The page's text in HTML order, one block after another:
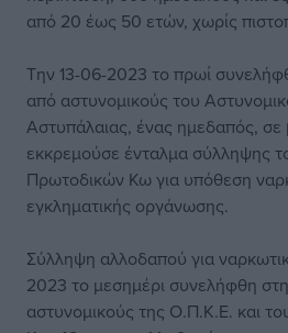
από 20 έως 50 ετών, χωρίς
Την 13-06-2023 το πρωί
από αστυνομικούς του
Αστυπάλαιας, ένας ημεδαπός, σε
εκκρεμούσε ένταλμα σύλληψης
Πρωτοδικών Κω για υπόθεση
εγκληματικής οργάνωσης.
Σύλληψη αλλοδαπού για
2023 το μεσημέρι συνελήφθη
αστυνομικούς της Ο.Π.Κ.Ε. και